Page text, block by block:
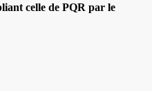
celle de PQR par le